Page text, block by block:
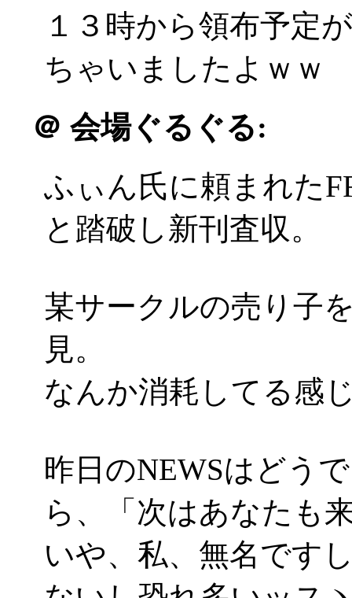
１３時から領布予定
ちゃいましたよｗｗ
＠ 会場ぐるぐる:
ふぃん氏に頼まれた
と踏破し新刊査収。
某サークルの売り子
見。
なんか消耗してる感
昨日のNEWSはどう
ら、「次はあなたも
いや、私、無名です